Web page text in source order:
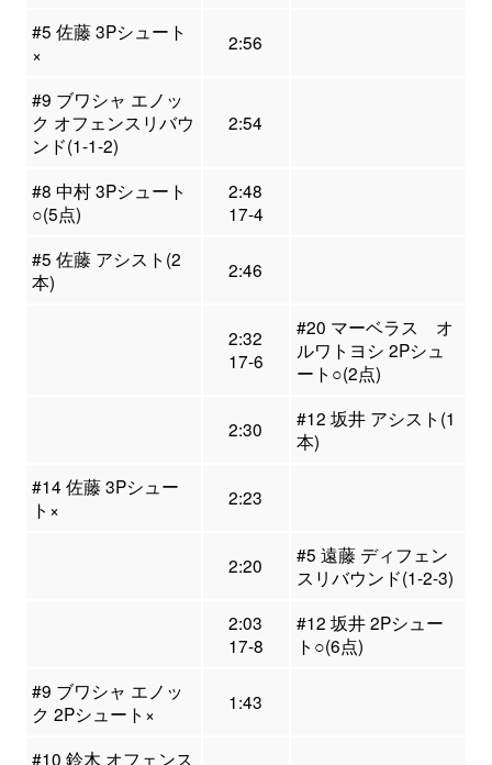
#5 佐藤 3Pシュート
×
2:56
#9 ブワシャ エノッ
ク オフェンスリバウ
ンド(1-1-2)
2:54
#8 中村 3Pシュート
○(5点)
2:48
17-4
#5 佐藤 アシスト(2
本)
2:46
2:32
17-6
#20 マーベラス オ
ルワトヨシ 2Pシュ
ート○(2点)
2:30
#12 坂井 アシスト(1
本)
#14 佐藤 3Pシュー
ト×
2:23
2:20
#5 遠藤 ディフェン
スリバウンド(1-2-3)
2:03
17-8
#12 坂井 2Pシュー
ト○(6点)
#9 ブワシャ エノッ
ク 2Pシュート×
1:43
#10 鈴木 オフェンス